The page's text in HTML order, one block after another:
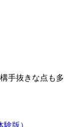
手抜きな点も多